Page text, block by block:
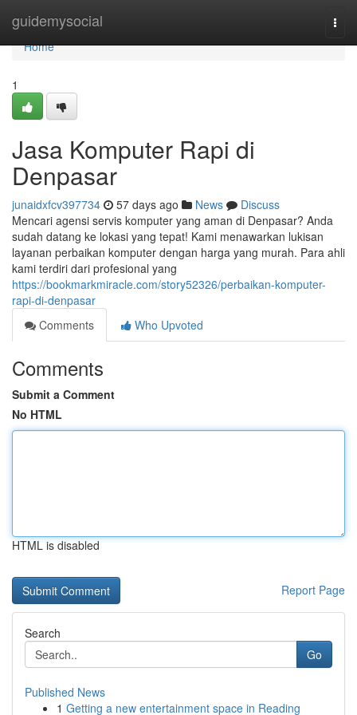
guidemysocial
Home
Home
1
Jasa Komputer Rapi di
Denpasar
junaidxfcv397734 57 days ago News
Discuss
Mencari agensi servis komputer yang aman di Denpasar? Anda
sudah datang ke lokasi yang tepat! Kami menawarkan lukisan
layanan perbaikan komputer dengan harga yang murah. Para ahli
kami terdiri dari profesional yang
https://bookmarkmiracle.com/story52326/perbaikan-komputer-
rapi-di-denpasar
Comments
Who Upvoted
Comments
Submit a Comment
No HTML
HTML is disabled
Report Page
Search
Go
Published News
1 Getting a new entertainment space in Reading